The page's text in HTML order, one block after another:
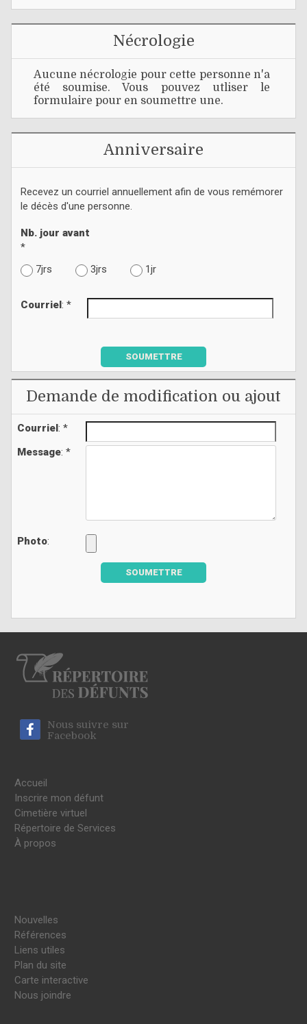
Nécrologie
Aucune nécrologie pour cette personne n'a
été soumise. Vous pouvez utliser le
formulaire pour en soumettre une.
Anniversaire
Recevez un courriel annuellement afin de vous remémorer
le décès d'une personne.
Nb. jour avant
*
7jrs
3jrs 1jr
Courriel : *
SOUMETTRE
Demande de modification ou ajout
Courriel: *
Message: *
Photo:
SOUMETTRE
Nous suivre sur
Facebook
Accueil
Inscrire mon défunt
Cimetière virtuel
Répertoire de Services
À propos
Nouvelles
Références
Liens utiles
Plan du site
Carte interactive
Nous joindre